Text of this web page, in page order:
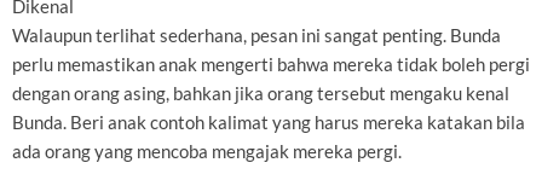
Dikenal
Walaupun terlihat sederhana, pesan ini sangat penting. Bunda
perlu memastikan anak mengerti bahwa mereka tidak boleh pergi
dengan orang asing, bahkan jika orang tersebut mengaku kenal
Bunda. Beri anak contoh kalimat yang harus mereka katakan bila
ada orang yang mencoba mengajak mereka pergi.